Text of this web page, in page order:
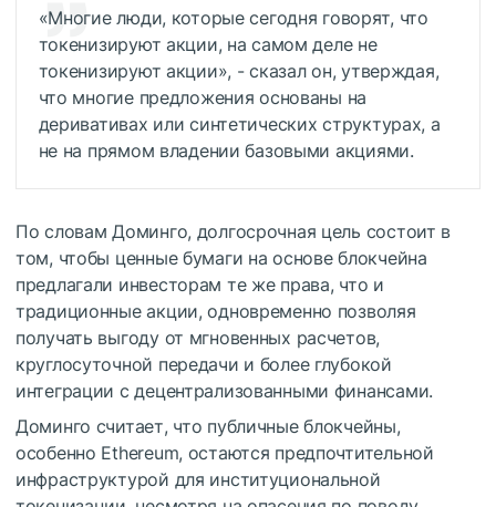
«Многие люди, которые сегодня говорят, что
токенизируют акции, на самом деле не
токенизируют акции», - сказал он, утверждая,
что многие предложения основаны на
деривативах или синтетических структурах, а
не на прямом владении базовыми акциями.
По словам Доминго, долгосрочная цель состоит в
том, чтобы ценные бумаги на основе блокчейна
предлагали инвесторам те же права, что и
традиционные акции, одновременно позволяя
получать выгоду от мгновенных расчетов,
круглосуточной передачи и более глубокой
интеграции с децентрализованными финансами.
Доминго считает, что публичные блокчейны,
особенно Ethereum, остаются предпочтительной
инфраструктурой для институциональной